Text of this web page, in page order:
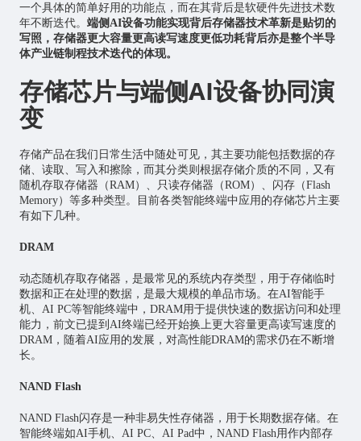
一个具体的简单好用的功能点，而在其背后是软硬件先进技术数
年不断迭代。 端侧AI设备功能实现背后存储器技术革新是贴切的
写照，存储器更大容量更高读写速度更低功耗背后亦是整个半导
体产业链制程技术迭代的体现。
存储芯片与端侧AI设备协同演
变
存储产品在我们日常生活中随处可见，其主要功能包括数据的存
储、读取、写入和擦除，而其分类则根据存储介质的不同，又有
随机存取存储器（RAM）、只读存储器（ROM）、闪存（Flash
Memory）等多种类型。目前各类智能终端中应用的存储芯片主要
有如下几种。
DRAM
动态随机存取存储器，是最常见的系统内存类型，用于存储临时
数据和正在处理的数据，是最大规模的单品市场。在AI智能手
机、AI PC等智能终端中，DRAM用于提供快速的数据访问和处理
能力，前文已提到AI终端已经开始换上更大容量更高读写速度的
DRAM，随着AI应用的发展，对高性能DRAM的需求仍在不断增
长。
NAND Flash
NAND Flash闪存是一种非易失性存储器，用于长期数据存储。在
智能终端如AI手机、AI PC、AI Pad中，NAND Flash用作内部存